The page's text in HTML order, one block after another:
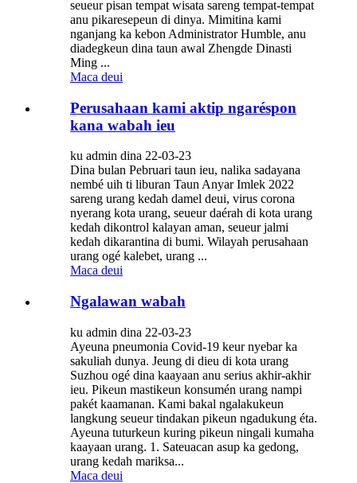
seueur pisan tempat wisata sareng tempat-tempat
anu pikaresepeun di dinya. Mimitina kami
nganjang ka kebon Administrator Humble, anu
diadegkeun dina taun awal Zhengde Dinasti
Ming ...
Maca deui
Perusahaan kami aktip ngaréspon
kana wabah ieu
ku admin dina 22-03-23
Dina bulan Pebruari taun ieu, nalika sadayana
nembé uih ti liburan Taun Anyar Imlek 2022
sareng urang kedah damel deui, virus corona
nyerang kota urang, seueur daérah di kota urang
kedah dikontrol kalayan aman, seueur jalmi
kedah dikarantina di bumi. Wilayah perusahaan
urang ogé kalebet, urang ...
Maca deui
Ngalawan wabah
ku admin dina 22-03-23
Ayeuna pneumonia Covid-19 keur nyebar ka
sakuliah dunya. Jeung di dieu di kota urang
Suzhou ogé dina kaayaan anu serius akhir-akhir
ieu. Pikeun mastikeun konsumén urang nampi
pakét kaamanan. Kami bakal ngalakukeun
langkung seueur tindakan pikeun ngadukung éta.
Ayeuna tuturkeun kuring pikeun ningali kumaha
kaayaan urang. 1. Sateuacan asup ka gedong,
urang kedah mariksa...
Maca deui